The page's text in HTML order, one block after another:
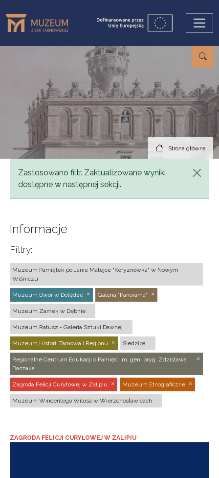
Strona główna
Komunikat
Zastosowano filtr. Zaktualizowane wyniki
dostępne w następnej sekcji.
Informacje
Filtry:
Muzeum Pamiątek po Janie Matejce "Koryznówka" w Nowym
Wiśniczu
Muzeum Dwór w Dołędze Galeria "Panorama"
Muzeum Zamek w Dębnie
Muzeum Ratusz - Galeria Sztuki Dawnej
Muzeum Historii Tarnowa i Regionu Siedziba
Regionalne Centrum Edukacji o Pamięci im. gen. bryg. Zdzisława
Baszaka
Zagroda Felicji Curyłowej w Zalipiu Muzeum Etnograficzne
Muzeum Wincentego Witosa w Wierzchosławicach
ZAGRODA FELICJI CURYŁOWEJ W ZALIPIU